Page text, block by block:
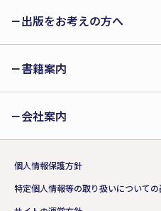
出版をお考えの方へ
書籍案内
会社案内
個人情報保護方針
特定個人情報等の取り扱いについて